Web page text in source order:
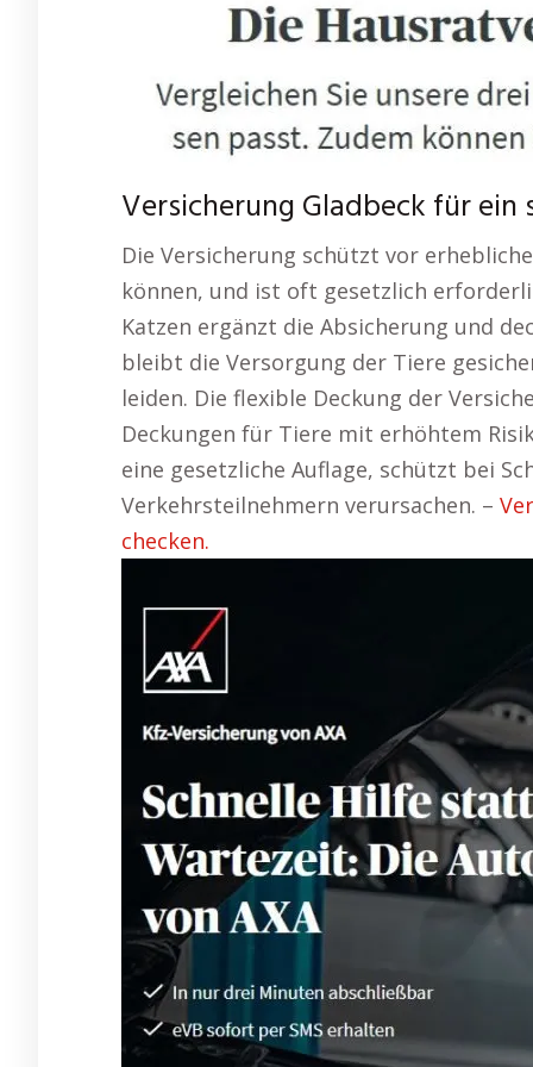
Versicherung Gladbeck für ein
Die Versicherung schützt vor
können, und ist oft gesetzlich
Katzen ergänzt die Absicherung und
bleibt die Versorgung der Tiere
leiden. Die flexible Deckung der
Deckungen für Tiere mit erhöhtem
eine gesetzliche Auflage, schützt bei
Verkehrsteilnehmern verursachen. –
checken.